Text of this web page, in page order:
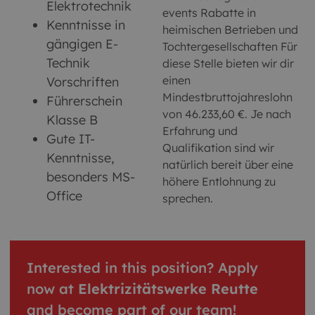
Elektrotechnik
Kenntnisse in
gängigen E-
Technik
Vorschriften
Führerschein
Klasse B
Gute IT-
Kenntnisse,
besonders MS-
Office
events Rabatte in
heimischen Betrieben und
Tochtergesellschaften Für
diese Stelle bieten wir dir
einen
Mindestbruttojahreslohn
von 46.233,60 €. Je nach
Erfahrung und
Qualifikation sind wir
natürlich bereit über eine
höhere Entlohnung zu
sprechen.
Interested in this position? Apply
now at Elektrizitätswerke Reutte
and become part of our team!